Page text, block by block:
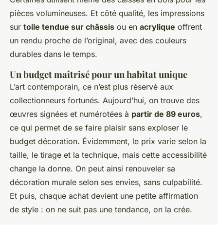
pièces volumineuses. Et côté qualité, les impressions
sur toile tendue sur châssis ou en acrylique offrent
un rendu proche de l’original, avec des couleurs
durables dans le temps.
Un budget maîtrisé pour un habitat unique
L’art contemporain, ce n’est plus réservé aux
collectionneurs fortunés. Aujourd’hui, on trouve des
œuvres signées et numérotées à partir de 89 euros,
ce qui permet de se faire plaisir sans exploser le
budget décoration. Évidemment, le prix varie selon la
taille, le tirage et la technique, mais cette accessibilité
change la donne. On peut ainsi renouveler sa
décoration murale selon ses envies, sans culpabilité.
Et puis, chaque achat devient une petite affirmation
de style : on ne suit pas une tendance, on la crée.